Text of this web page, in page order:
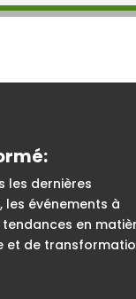
les dernières
les événements à
en
et de